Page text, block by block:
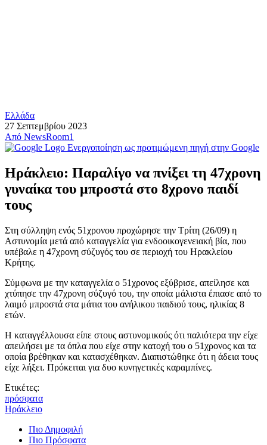
Ελλάδα
27 Σεπτεμβρίου 2023
Από NewsRoom1
Ενεργοποίηση ως προτιμώμενη πηγή στην Google
Ηράκλειο: Παραλίγο να πνίξει τη 47χρονη
γυναίκα του μπροστά στο 8χρονο παιδί
τους
Στη σύλληψη ενός 51χρονου προχώρησε την Τρίτη (26/09) η
Αστυνομία μετά από καταγγελία για ενδοοικογενειακή βία, που
υπέβαλε η 47χρονη σύζυγός του σε περιοχή του Ηρακλείου
Κρήτης.
Σύμφωνα με την καταγγελία ο 51χρονος εξύβρισε, απείλησε και
χτύπησε την 47χρονη σύζυγό του, την οποία μάλιστα έπιασε από το
λαιμό μπροστά στα μάτια του ανήλικου παιδιού τους, ηλικίας 8
ετών.
Η καταγγέλλουσα είπε στους αστυνομικούς ότι παλιότερα την είχε
απειλήσει με τα όπλα που είχε στην κατοχή του ο 51χρονος και τα
οποία βρέθηκαν και κατασχέθηκαν. Διαπιστώθηκε ότι η άδεια τους
είχε λήξει. Πρόκειται για δυο κυνηγετικές καραμπίνες.
Ετικέτες:
πρόσφατα
Ηράκλειο
Πιο Δημοφιλή
Πιο Πρόσφατα